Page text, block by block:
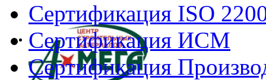
Сертификация ISO
Сертификация ИСМ
Сертификация